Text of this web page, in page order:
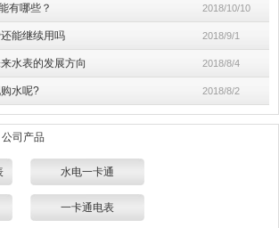
有哪些？ 2018/10/10
能继续用吗 2018/9/1
水表的发展方向 2018/8/4
水呢? 2018/8/2
公司产品
水电一卡通
一卡通电表